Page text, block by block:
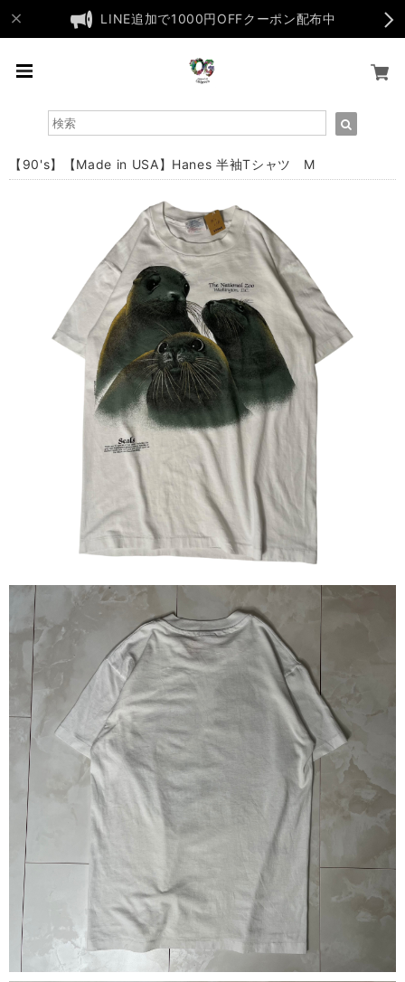
LINE追加で1000円OFFクーポン配布中
【90's】【Made in USA】Hanes 半袖Tシャツ M